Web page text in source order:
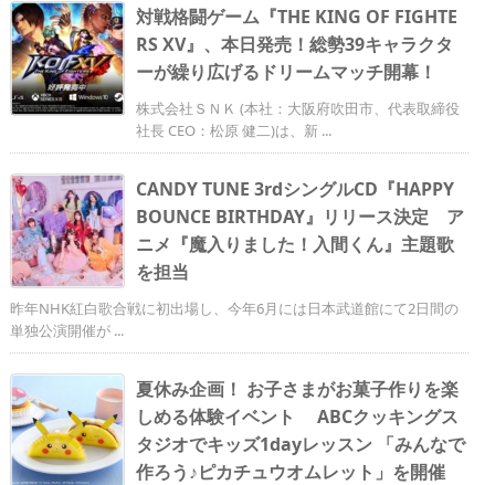
対戦格闘ゲーム『THE KING OF FIGHTE
RS XV』、本日発売！総勢39キャラクタ
ーが繰り広げるドリームマッチ開幕！
株式会社ＳＮＫ (本社：大阪府吹田市、代表取締役
社長 CEO：松原 健二)は、新 ...
CANDY TUNE 3rdシングルCD『HAPPY
BOUNCE BIRTHDAY』リリース決定 ア
ニメ『魔入りました！入間くん』主題歌
を担当
昨年NHK紅白歌合戦に初出場し、今年6月には日本武道館にて2日間の
単独公演開催が ...
夏休み企画！ お子さまがお菓子作りを楽
しめる体験イベント ABCクッキングス
タジオでキッズ1dayレッスン 「みんなで
作ろう♪ピカチュウオムレット」を開催